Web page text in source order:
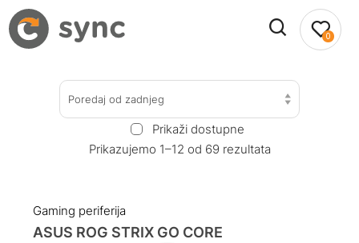
0
Poredaj od zadnjeg
Prikaži dostupne
Prikazujemo 1–12 od 69 rezultata
Gaming periferija
ASUS ROG STRIX GO CORE